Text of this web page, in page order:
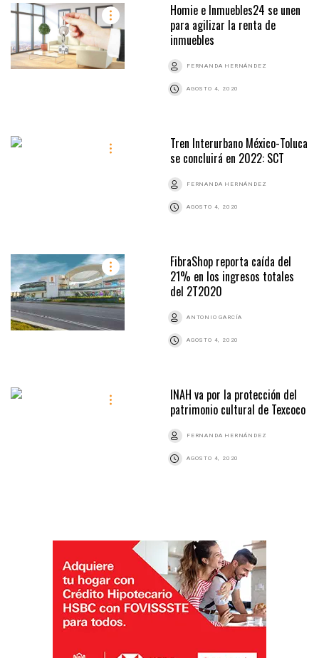
Homie e Inmuebles24 se unen
para agilizar la renta de
inmuebles
FERNANDA HERNÁNDEZ
AGOSTO 4, 2020
Tren Interurbano México-Toluca
se concluirá en 2022: SCT
FERNANDA HERNÁNDEZ
AGOSTO 4, 2020
FibraShop reporta caída del
21% en los ingresos totales
del 2T2020
ANTONIO GARCÍA
AGOSTO 4, 2020
INAH va por la protección del
patrimonio cultural de Texcoco
FERNANDA HERNÁNDEZ
AGOSTO 4, 2020